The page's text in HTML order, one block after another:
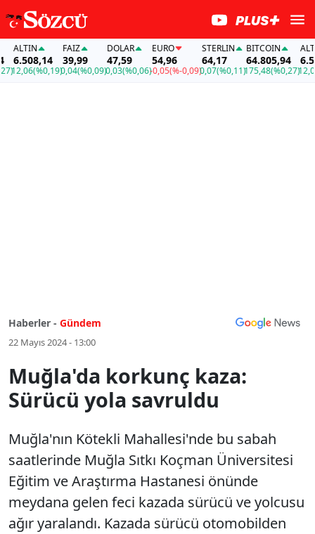
ALTIN
6.508,14
12,06(%0,19)
FAİZ
39,99
0,04(%0,09)
DOLAR
47,59
0,03(%0,06)
EURO
54,96
-0,05(%-0,09)
STERLIN
64,17
0,07(%0,11)
BITCOIN
64.805,94
175,48(%0,27)
ALTIN
12,06
Haberler - Gündem
22 Mayıs 2024 - 13:00
Muğla'da korkunç kaza:
Sürücü yola savruldu
Muğla'nın Kötekli Mahallesi'nde bu sabah
saatlerinde Muğla Sıtkı Koçman Üniversitesi
Eğitim ve Araştırma Hastanesi önünde
meydana gelen feci kazada sürücü ve yolcusu
ağır yaralandı. Kazada sürücü otomobilden